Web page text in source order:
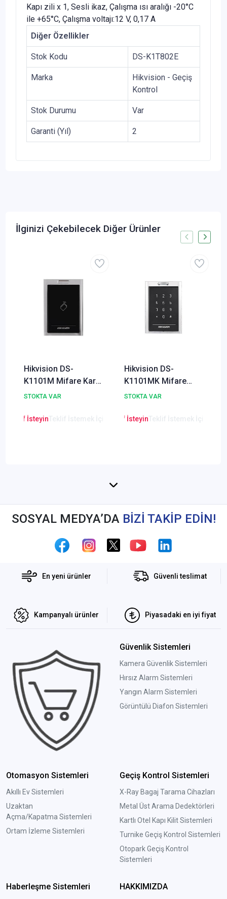
Kapı zili x 1, Sesli ikaz, Çalışma ısı aralığı -20°C
ile +65°C, Çalışma voltajı:12 V, 0,17 A
Diğer Özellikler
Stok Kodu DS-K1T802E
Marka
Hikvision - Geçiş
Kontrol
Stok Durumu Var
Garanti (Yıl) 2
İlginizi Çekebilecek Diğer Ürünler
Hikvision DS-
K1101M Mifare Kart
Okuyucu (Keypadsiz)
STOKTA VAR
Teklif İsteyin Teklif İstemek İçin Tıklayınız
Hikvision DS-
K1101MK Mifare
Kart Okuyucu + Tuş
STOKTA VAR
Lütfen Teklif İsteyin
SOSYAL MEDYA’DA BİZİ TAKİP EDİN!
En yeni ürünler Güvenli teslimat
Kampanyalı ürünler Piyasadaki en iyi fiyat
Güvenlik Sistemleri
Kamera Güvenlik Sistemleri
Hırsız Alarm Sistemleri
Yangın Alarm Sistemleri
Görüntülü Diafon Sistemleri
Otomasyon Sistemleri
Akıllı Ev Sistemleri
Uzaktan
Açma/Kapatma Sistemleri
Ortam İzleme Sistemleri
Geçiş Kontrol Sistemleri
X-Ray Bagaj Tarama Cihazları
Metal Üst Arama Dedektörleri
Kartlı Otel Kapı Kilit Sistemleri
Turnike Geçiş Kontrol Sistemleri
Otopark Geçiş Kontrol
Sistemleri
Haberleşme Sistemleri HAKKIMIZDA